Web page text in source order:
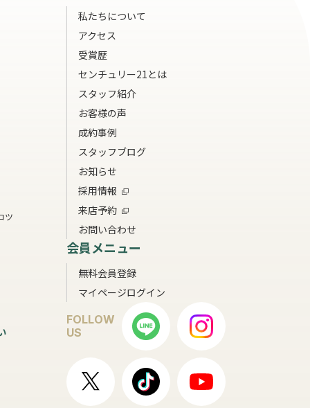
ツ
私たちについて
アクセス
受賞歴
センチュリー21とは
スタッフ紹介
お客様の声
成約事例
スタッフブログ
お知らせ
採用情報
来店予約
お問い合わせ
会員メニュー
無料会員登録
マイページログイン
FOLLOW
US